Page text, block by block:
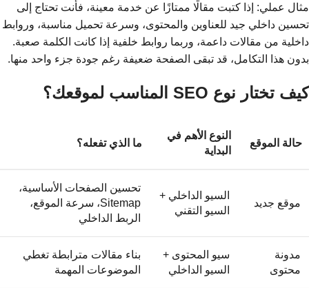
مثال عملي: إذا كتبت مقالًا ممتازًا عن خدمة معينة، فأنت تحتاج إلى
تحسين داخلي جيد للعناوين والمحتوى، وسرعة تحميل مناسبة، وروابط
داخلية من مقالات داعمة، وربما روابط خلفية إذا كانت الكلمة صعبة.
بدون هذا التكامل، قد تبقى الصفحة ضعيفة رغم جودة جزء واحد منها.
كيف تختار نوع SEO المناسب لموقعك؟
حالة الموقع
النوع الأهم في
البداية
ما الذي تفعله؟
موقع جديد
السيو الداخلي +
السيو التقني
تحسين الصفحات الأساسية،
Sitemap، سرعة الموقع،
الربط الداخلي
مدونة
محتوى
سيو المحتوى +
السيو الداخلي
بناء مقالات مترابطة تغطي
الموضوعات المهمة